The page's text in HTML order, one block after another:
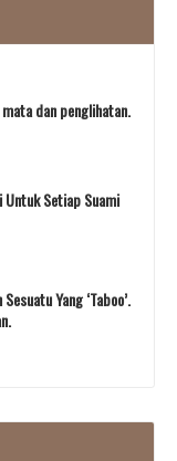
dan penglihatan.
Untuk Setiap Suami
Yang ‘Taboo’.